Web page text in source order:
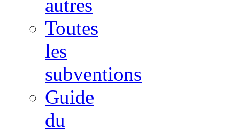
autres
Toutes
les
subventions
Guide
du